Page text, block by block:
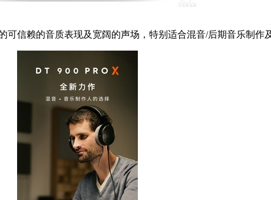
信赖的音质表现及宽阔的声场，特别适合混音/后期音乐制作